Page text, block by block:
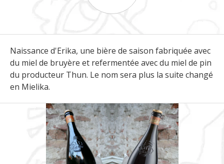
Naissance d'Erika, une bière de saison fabriquée avec
du miel de bruyère et refermentée avec du miel de pin
du producteur Thun. Le nom sera plus la suite changé
en Mielika.